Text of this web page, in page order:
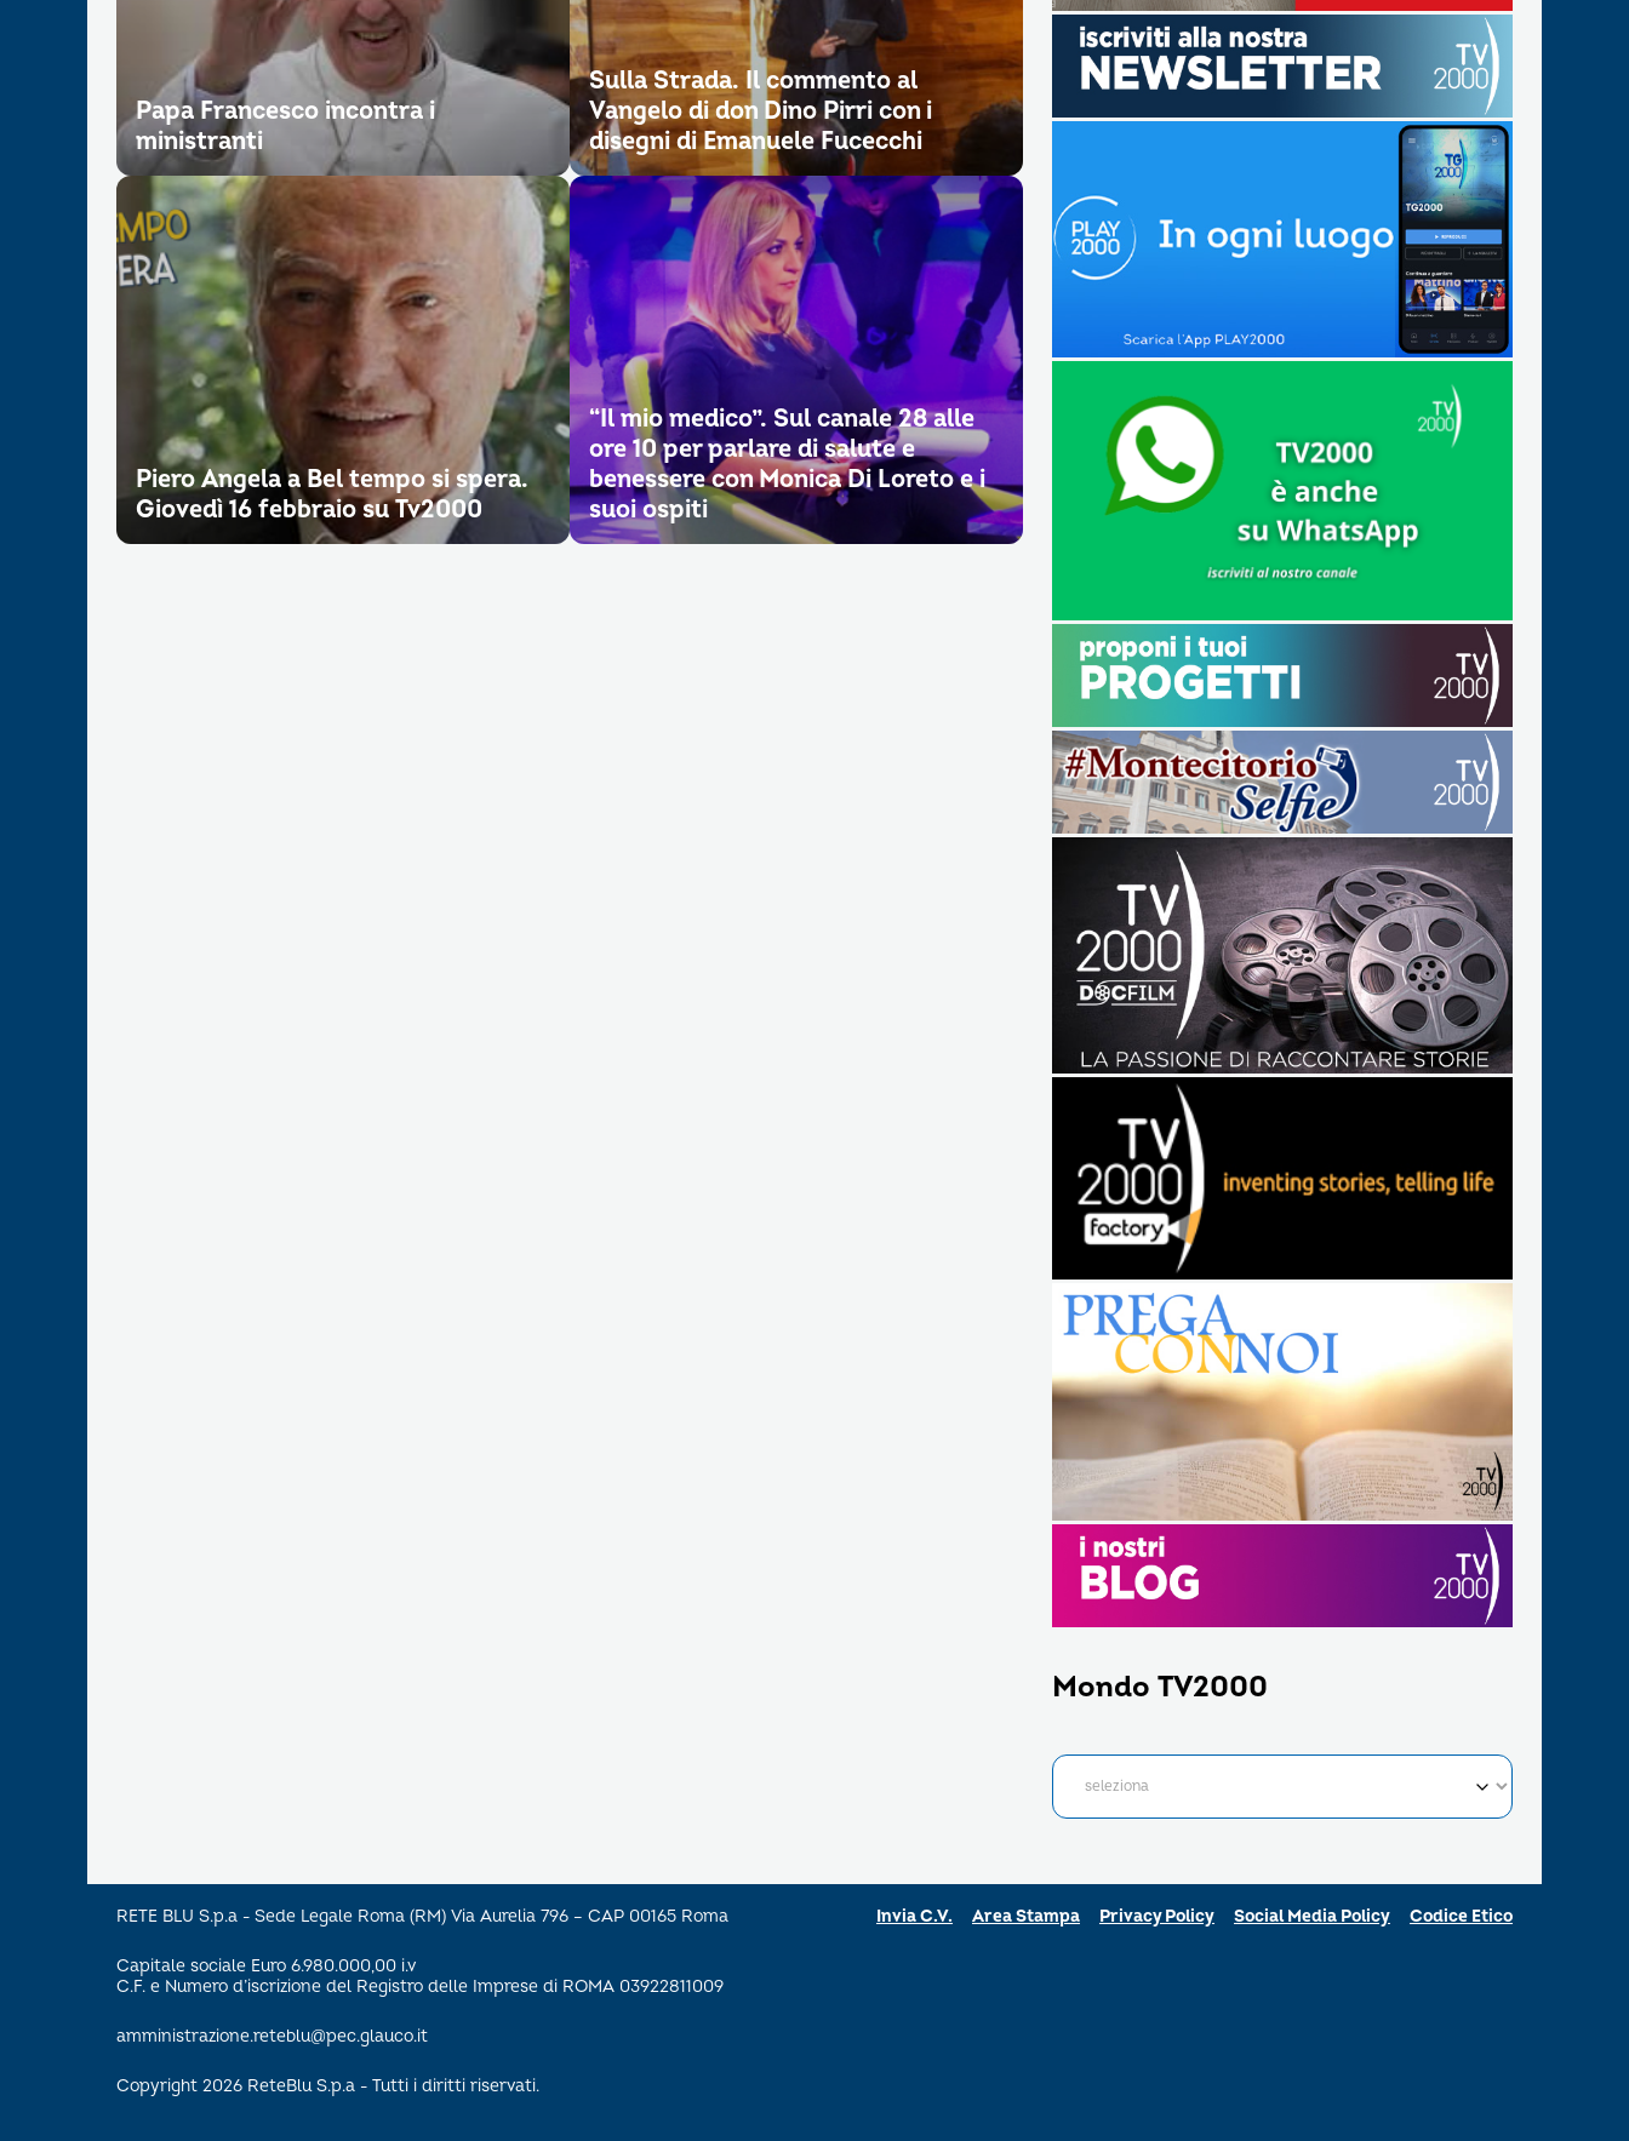
Papa Francesco incontra i
ministranti
Sulla Strada. Il commento al
Vangelo di don Dino Pirri con i
disegni di Emanuele Fucecchi
Piero Angela a Bel tempo si spera.
Giovedì 16 febbraio su Tv2000
“Il mio medico”. Sul canale 28 alle
ore 10 per parlare di salute e
benessere con Monica Di Loreto e i
suoi ospiti
Mondo TV2000
RETE BLU S.p.a - Sede Legale Roma (RM) Via Aurelia 796 – CAP 00165 Roma
Capitale sociale Euro 6.980.000,00 i.v
C.F. e Numero d’iscrizione del Registro delle Imprese di ROMA 03922811009
amministrazione.reteblu@pec.glauco.it
Copyright 2026 ReteBlu S.p.a - Tutti i diritti riservati.
Invia C.V. Area Stampa Privacy Policy Social Media Policy Codice Etico